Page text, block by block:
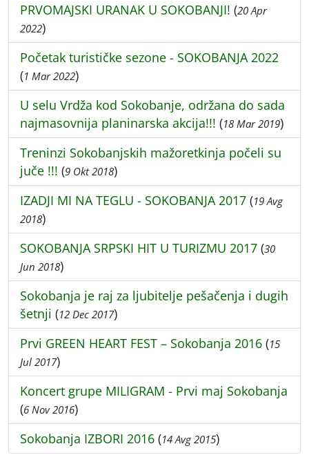
PRVOMAJSKI URANAK U SOKOBANJI! (20 Apr
2022)
Početak turističke sezone - SOKOBANJA 2022
(1 Mar 2022)
U selu Vrdža kod Sokobanje, održana do sada
najmasovnija planinarska akcija!!! (18 Mar 2019)
Treninzi Sokobanjskih mažoretkinja počeli su
juče !!! (9 Okt 2018)
IZADJI MI NA TEGLU - SOKOBANJA 2017 (19 Avg
2018)
SOKOBANJA SRPSKI HIT U TURIZMU 2017 (30
Jun 2018)
Sokobanja je raj za ljubitelje pešačenja i dugih
šetnji (12 Dec 2017)
Prvi GREEN HEART FEST – Sokobanja 2016 (15
Jul 2017)
Koncert grupe MILIGRAM - Prvi maj Sokobanja
(6 Nov 2016)
Sokobanja IZBORI 2016 (14 Avg 2015)